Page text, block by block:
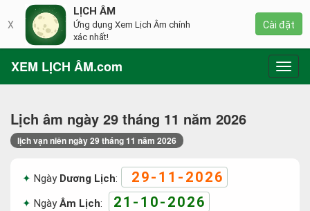
XEM LỊCH ÂM.com
Lịch âm ngày 29 tháng 11 năm 2026
lịch vạn niên ngày 29 tháng 11 năm 2026
Ngày Dương Lịch: 29-11-2026
NgàyÂm Lịch: 21-10-2026
X
LỊCH ÂM
Ứng dụng Xem Lịch Âm chính
xác nhất!
Cài đặt